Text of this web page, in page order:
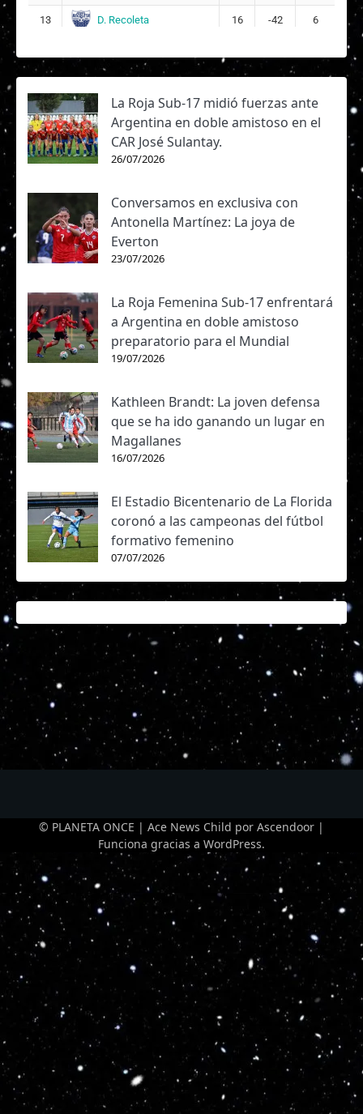
13 D. Recoleta 16 -42 6
La Roja Sub-17 midió fuerzas ante
Argentina en doble amistoso en el
CAR José Sulantay.
26/07/2026
Conversamos en exclusiva con
Antonella Martínez: La joya de
Everton
23/07/2026
La Roja Femenina Sub-17 enfrentará
a Argentina en doble amistoso
preparatorio para el Mundial
19/07/2026
Kathleen Brandt: La joven defensa
que se ha ido ganando un lugar en
Magallanes
16/07/2026
El Estadio Bicentenario de La Florida
coronó a las campeonas del fútbol
formativo femenino
07/07/2026
© PLANETA ONCE | Ace News Child por Ascendoor |
Funciona gracias a WordPress.